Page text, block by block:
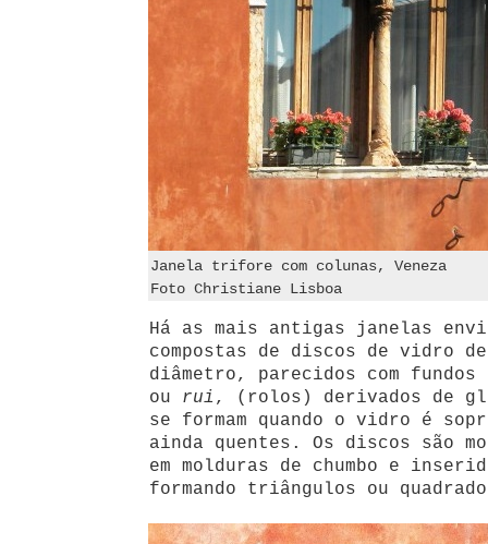
Janela trifore com colunas, Veneza
Foto Christiane Lisboa
Há as mais antigas janelas
compostas de discos de vidro
diâmetro, parecidos com
ou rui , (rolos) derivados de
se formam quando o vidro é
ainda quentes. Os discos são
em molduras de chumbo e
formando triângulos ou